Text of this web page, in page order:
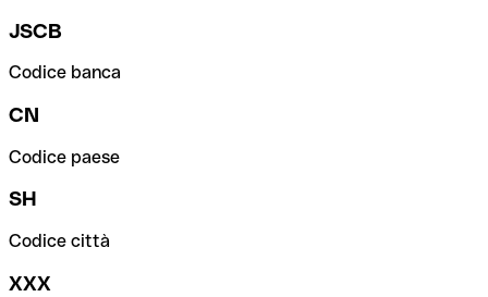
JSCB
Codice banca
CN
Codice paese
SH
Codice città
XXX